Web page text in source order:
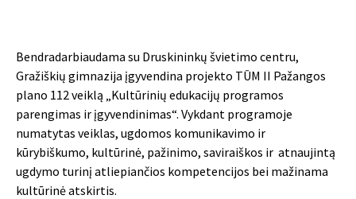
Bendradarbiaudama su Druskininkų švietimo centru,
Gražiškių gimnazija įgyvendina projekto TŪM II Pažangos
plano 112 veiklą „Kultūrinių edukacijų programos
parengimas ir įgyvendinimas“. Vykdant programoje
numatytas veiklas, ugdomos komunikavimo ir
kūrybiškumo, kultūrinė, pažinimo, saviraiškos ir atnaujintą
ugdymo turinį atliepiančios kompetencijos bei mažinama
kultūrinė atskirtis.